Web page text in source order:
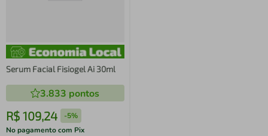
Serum Facial Fisiogel Ai 30ml
3.833 pontos
R$ 109,24 -5%
No pagamento com Pix